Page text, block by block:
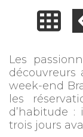
Les
week-end
les
d’habitude
trois jours